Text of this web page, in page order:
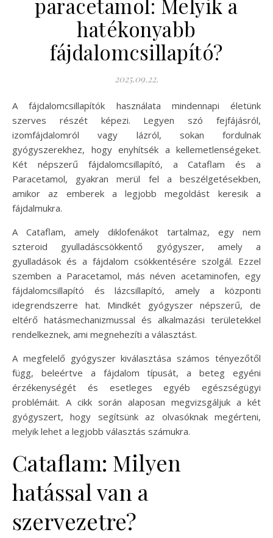
paracetamol: Melyik a
hatékonyabb
fájdalomcsillapító?
2025.09.22.
A fájdalomcsillapítók használata mindennapi életünk
szerves részét képezi. Legyen szó fejfájásról,
izomfájdalomról vagy lázról, sokan fordulnak
gyógyszerekhez, hogy enyhítsék a kellemetlenségeket.
Két népszerű fájdalomcsillapító, a Cataflam és a
Paracetamol, gyakran merül fel a beszélgetésekben,
amikor az emberek a legjobb megoldást keresik a
fájdalmukra.
A Cataflam, amely diklofenákot tartalmaz, egy nem
szteroid gyulladáscsökkentő gyógyszer, amely a
gyulladások és a fájdalom csökkentésére szolgál. Ezzel
szemben a Paracetamol, más néven acetaminofen, egy
fájdalomcsillapító és lázcsillapító, amely a központi
idegrendszerre hat. Mindkét gyógyszer népszerű, de
eltérő hatásmechanizmussal és alkalmazási területekkel
rendelkeznek, ami megnehezíti a választást.
A megfelelő gyógyszer kiválasztása számos tényezőtől
függ, beleértve a fájdalom típusát, a beteg egyéni
érzékenységét és esetleges egyéb egészségügyi
problémáit. A cikk során alaposan megvizsgáljuk a két
gyógyszert, hogy segítsünk az olvasóknak megérteni,
melyik lehet a legjobb választás számukra.
Cataflam: Milyen
hatással van a
szervezetre?